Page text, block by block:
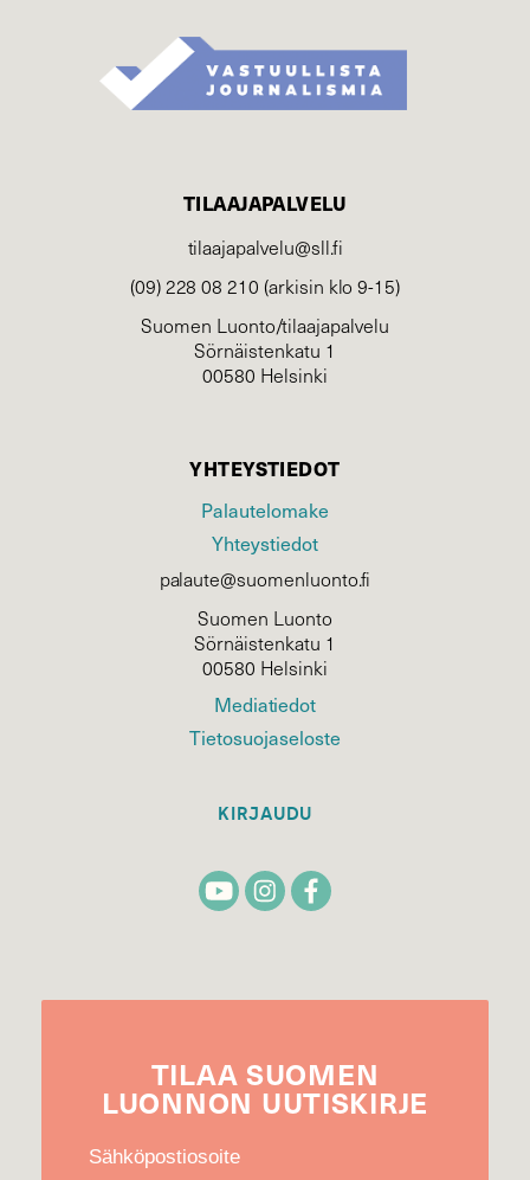
TILAAJAPALVELU
tilaajapalvelu@sll.fi
(09) 228 08 210 (arkisin klo 9-15)
Suomen Luonto/tilaajapalvelu
Sörnäistenkatu 1
00580 Helsinki
YHTEYSTIEDOT
Palautelomake
Yhteystiedot
palaute@suomenluonto.fi
Suomen Luonto
Sörnäistenkatu 1
00580 Helsinki
Mediatiedot
Tietosuojaseloste
KIRJAUDU
TILAA SUOMEN
LUONNON UUTIS­KIRJE
Sähköpostiosoite